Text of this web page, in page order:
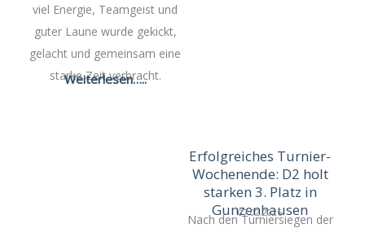
viel Energie, Teamgeist und
guter Laune wurde gekickt,
gelacht und gemeinsam eine
starke Zeit verbracht.
Weiterlesen…..
Erfolgreiches Turnier-
Wochenende: D2 holt
starken 3. Platz in
Gunzenhausen
07.02.2026
Nach den Turniersiegen der